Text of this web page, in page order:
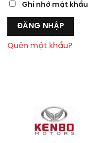
Ghi nhớ mật khẩu
ĐĂNG NHẬP
Quên mật khẩu?